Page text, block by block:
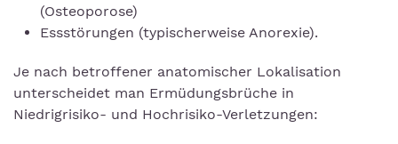
(Osteoporose)
Essstörungen (typischerweise Anorexie).
Je nach betroffener anatomischer Lokalisation
unterscheidet man Ermüdungsbrüche in
Niedrigrisiko- und Hochrisiko-Verletzungen: